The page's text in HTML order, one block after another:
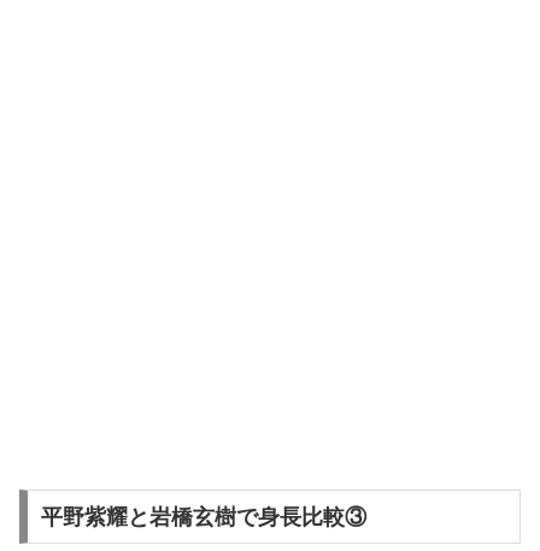
平野紫耀と岩橋玄樹で身長比較③